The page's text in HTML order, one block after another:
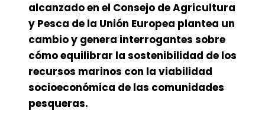
alcanzado en el Consejo de Agricultura
y Pesca de la Unión Europea plantea un
cambio y genera interrogantes sobre
cómo equilibrar la sostenibilidad de los
recursos marinos con la viabilidad
socioeconómica de las comunidades
pesqueras.